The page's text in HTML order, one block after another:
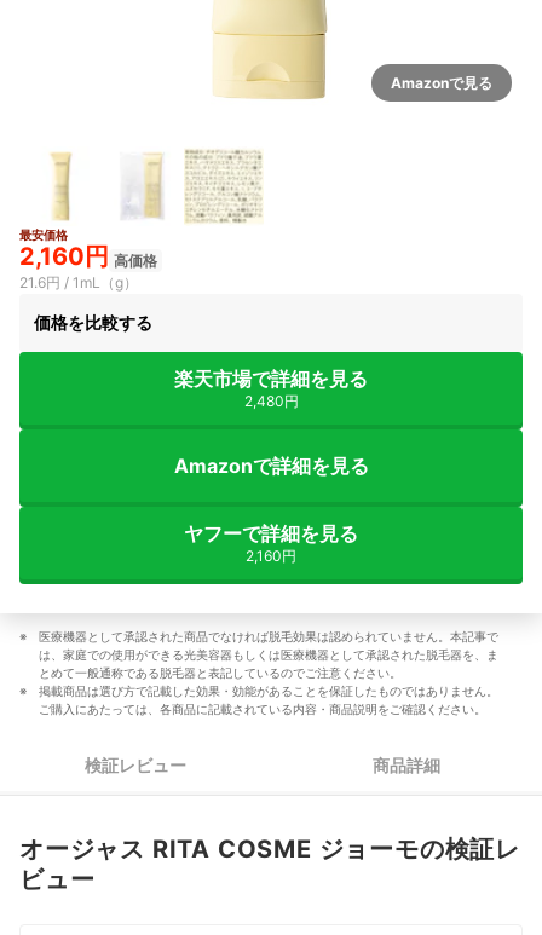
Amazonで見る
最安価格
2,160円 高価格
21.6円 / 1mL（g）
価格を比較する
楽天市場で詳細を見る
2,480円
Amazonで詳細を見る
ヤフーで詳細を見る
2,160円
医療機器として承認された商品でなければ脱毛効果は認められていません。本記事で
は、家庭での使用ができる光美容器もしくは医療機器として承認された脱毛器を、ま
とめて一般通称である脱毛器と表記しているのでご注意ください。
掲載商品は選び方で記載した効果・効能があることを保証したものではありません。
ご購入にあたっては、各商品に記載されている内容・商品説明をご確認ください。
検証レビュー 商品詳細
オージャス RITA COSME ジョーモの検証レ
ビュー